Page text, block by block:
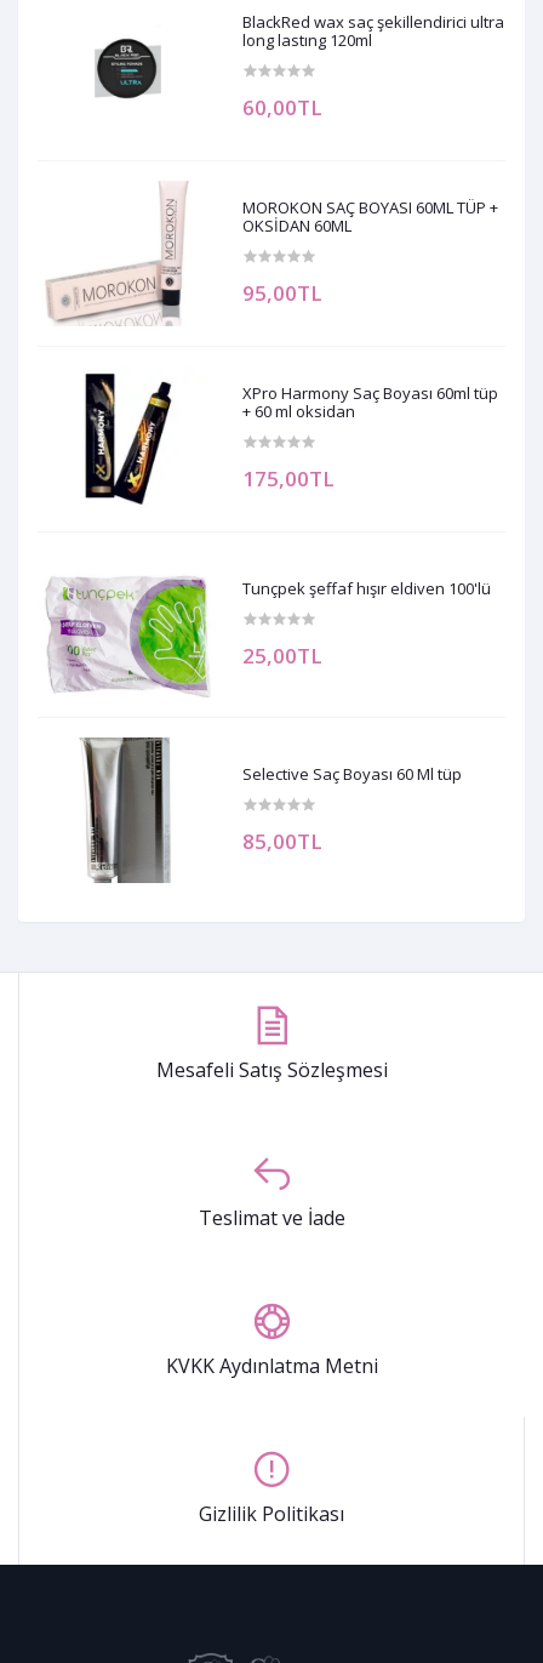
BlackRed wax saç şekillendirici ultra
long lastıng 120ml
60,00TL
MOROKON SAÇ BOYASI 60ML TÜP +
OKSİDAN 60ML
95,00TL
XPro Harmony Saç Boyası 60ml tüp
+ 60 ml oksidan
175,00TL
Tunçpek şeffaf hışır eldiven 100'lü
25,00TL
Selective Saç Boyası 60 Ml tüp
85,00TL
Mesafeli Satış Sözleşmesi
Teslimat ve İade
KVKK Aydınlatma Metni
Gizlilik Politikası